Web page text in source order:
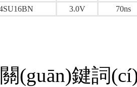
3.0V 70ns
(guān)鍵詞